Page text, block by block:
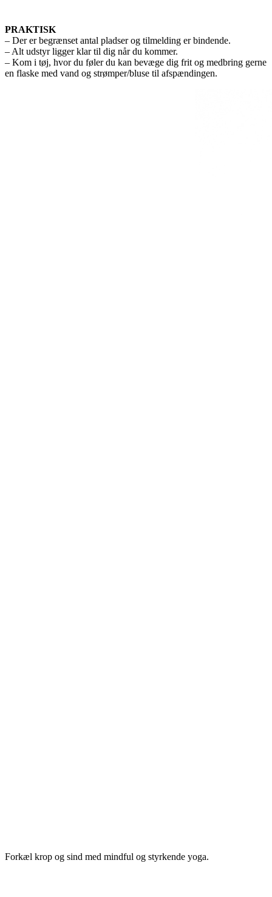
PRAKTISK
– Der er begrænset antal pladser og tilmelding er bindende.
– Alt udstyr ligger klar til dig når du kommer.
– Kom i tøj, hvor du føler du kan bevæge dig frit og medbring gerne
en flaske med vand og strømper/bluse til afspændingen.
Forkæl krop og sind med mindful og styrkende yoga.